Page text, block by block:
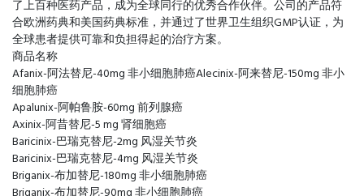
了上百种医药产品，成为全球同行的优秀合作伙伴。公司的产品符
合欧洲药典和美国药典标准，并通过了世界卫生组织GMP认证，为
全球患者提供可靠和负担得起的治疗方案。
商品名称
Afanix-阿法替尼-40mg 非小细胞肺癌Alecinix-阿来替尼-150mg 非小
细胞肺癌
Apalunix-阿帕鲁胺-60mg 前列腺癌
Axinix-阿昔替尼-5 mg 肾细胞癌
Baricinix-巴瑞克替尼-2mg 风湿关节炎
Baricinix-巴瑞克替尼-4mg 风湿关节炎
Briganix-布加替尼-180mg 非小细胞肺癌